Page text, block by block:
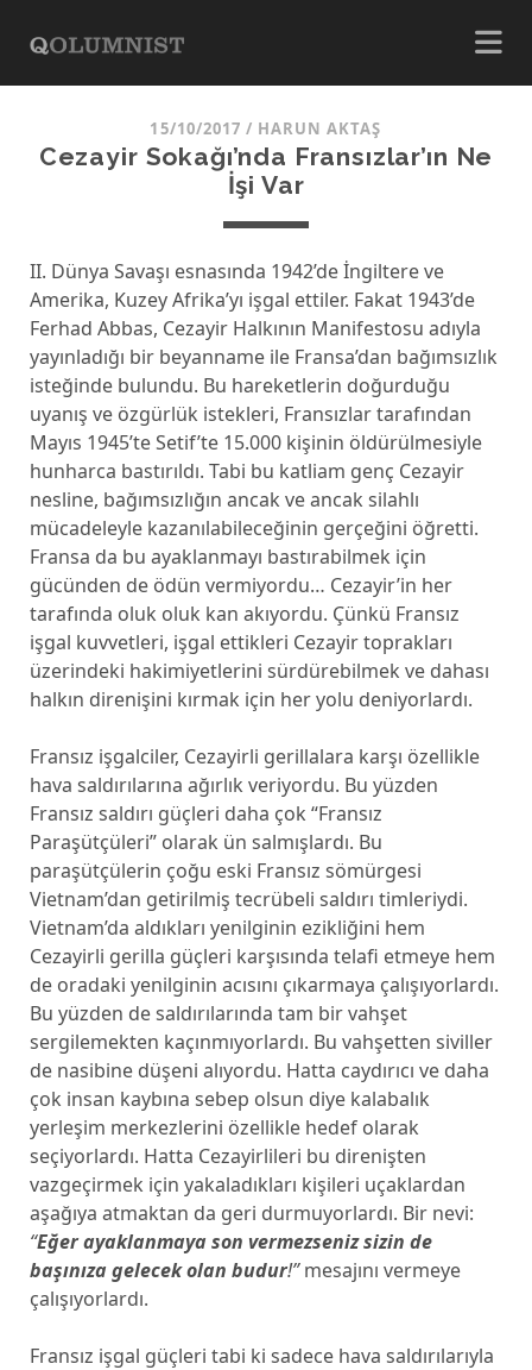
15/10/2017 / HARUN AKTAŞ
Cezayir Sokağı’nda Fransızlar’ın Ne
İşi Var
II. Dünya Savaşı esnasında 1942’de İngiltere ve
Amerika, Kuzey Afrika’yı işgal ettiler. Fakat 1943’de
Ferhad Abbas, Cezayir Halkının Manifestosu adıyla
yayınladığı bir beyanname ile Fransa’dan bağımsızlık
isteğinde bulundu. Bu hareketlerin doğurduğu
uyanış ve özgürlük istekleri, Fransızlar tarafından
Mayıs 1945’te Setif’te 15.000 kişinin öldürülmesiyle
hunharca bastırıldı. Tabi bu katliam genç Cezayir
nesline, bağımsızlığın ancak ve ancak silahlı
mücadeleyle kazanılabileceğinin gerçeğini öğretti.
Fransa da bu ayaklanmayı bastırabilmek için
gücünden de ödün vermiyordu… Cezayir’in her
tarafında oluk oluk kan akıyordu. Çünkü Fransız
işgal kuvvetleri, işgal ettikleri Cezayir toprakları
üzerindeki hakimiyetlerini sürdürebilmek ve dahası
halkın direnişini kırmak için her yolu deniyorlardı.
Fransız işgalciler, Cezayirli gerillalara karşı özellikle
hava saldırılarına ağırlık veriyordu. Bu yüzden
Fransız saldırı güçleri daha çok “Fransız
Paraşütçüleri” olarak ün salmışlardı. Bu
paraşütçülerin çoğu eski Fransız sömürgesi
Vietnam’dan getirilmiş tecrübeli saldırı timleriydi.
Vietnam’da aldıkları yenilginin ezikliğini hem
Cezayirli gerilla güçleri karşısında telafi etmeye hem
de oradaki yenilginin acısını çıkarmaya çalışıyorlardı.
Bu yüzden de saldırılarında tam bir vahşet
sergilemekten kaçınmıyorlardı. Bu vahşetten siviller
de nasibine düşeni alıyordu. Hatta caydırıcı ve daha
çok insan kaybına sebep olsun diye kalabalık
yerleşim merkezlerini özellikle hedef olarak
seçiyorlardı. Hatta Cezayirlileri bu direnişten
vazgeçirmek için yakaladıkları kişileri uçaklardan
aşağıya atmaktan da geri durmuyorlardı. Bir nevi:
“Eğer ayaklanmaya son vermezseniz sizin de
başınıza gelecek olan budur!”mesajını vermeye
çalışıyorlardı.
Fransız işgal güçleri tabi ki sadece hava saldırılarıyla